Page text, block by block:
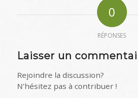
0
RÉPONSES
Laisser un
Rejoindre la discussion?
N’hésitez pas à contribuer !